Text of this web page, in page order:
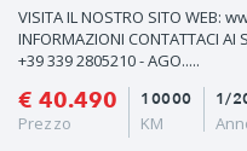
VISITA IL NOSTRO SITO WEB:
INFORMAZIONI CONTATTACI AI
+39 339 2805210 - AGO.....
€ 40.490
Prezzo
1/
10000
KM